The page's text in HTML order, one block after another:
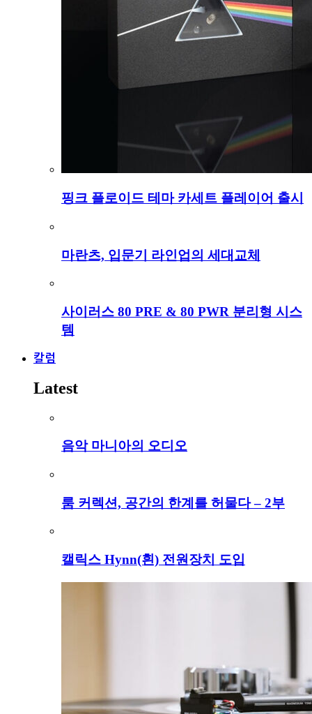
핑크 플로이드 테마 카세트 플레이어 출시
마란츠, 입문기 라인업의 세대교체
사이러스 80 PRE & 80 PWR 분리형 시스
템
칼럼
Latest
음악 마니아의 오디오
룸 커렉션, 공간의 한계를 허물다 – 2부
캘릭스 Hynn(흰) 전원장치 도입